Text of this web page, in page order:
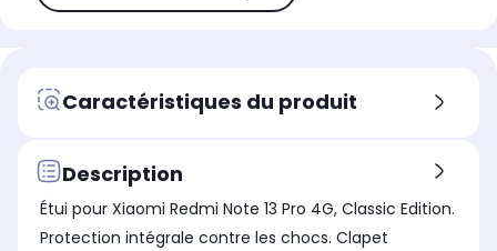
Caractéristiques du produit
Description
Étui pour Xiaomi Redmi Note 13 Pro 4G, Classic Edition.
Protection intégrale contre les chocs. Clapet